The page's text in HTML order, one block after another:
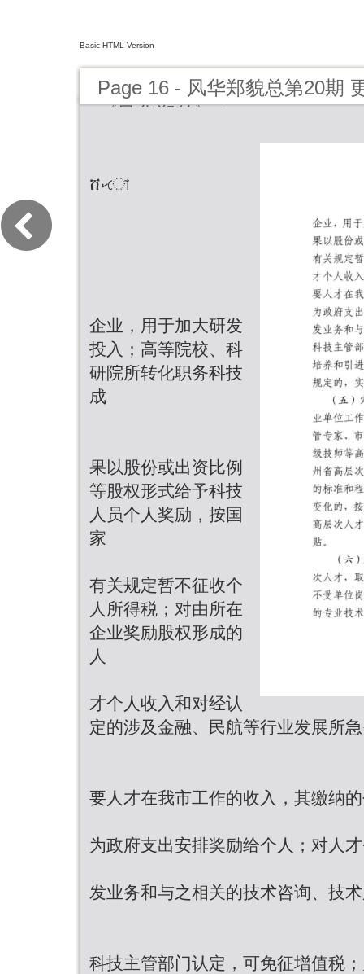
Basic HTML Version
Page 16 - 风华郑貌总第20期
《风华郑貌》！
ሸކো
企业，用于加大研发
投入；高等院校、科
研院所转化职务科技
成
果以股份或出资比例
等股权形式给予科技
人员个人奖励，按国
家
有关规定暂不征收个
人所得税；对由所在
企业奖励股权形成的
人
才个人收入和对经认
定的涉及金融、民航等行业发展所
要人才在我市工作的收入，其缴纳
为政府支出安排奖励给个人；对人
发业务和与之相关的技术咨询、技
科技主管部门认定，可免征增值税